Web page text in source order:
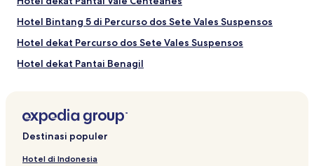
Hotel Bintang 5 di Percurso dos Sete Vales Suspensos
Hotel dekat Percurso dos Sete Vales Suspensos
Hotel dekat Pantai Benagil
Hotel dekat Pantai Carvoeiro
Destinasi populer
Hotel di Indonesia